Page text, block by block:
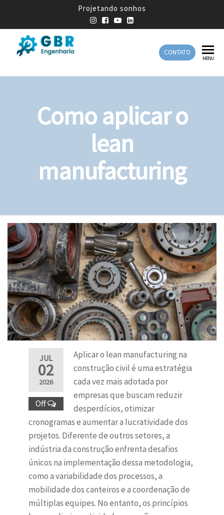
Projetando sonhos
Engenharia
Engenharia
CONTATO
MENU
Como aplicar o
lean
manufacturing
JUL
02
2026
Off
Aplicar o lean manufacturing na
construção civil é uma estratégia
cada vez mais adotada por
empresas que buscam reduzir
desperdícios, otimizar
cronogramas e aumentar a lucratividade dos
projetos. Diferente de outros setores, a
indústria da construção enfrenta desafios
únicos na implementação dessa metodologia,
como a variabilidade dos processos, a
mobilidade dos canteiros e a coordenação de
múltiplas equipes. No entanto, os princípios